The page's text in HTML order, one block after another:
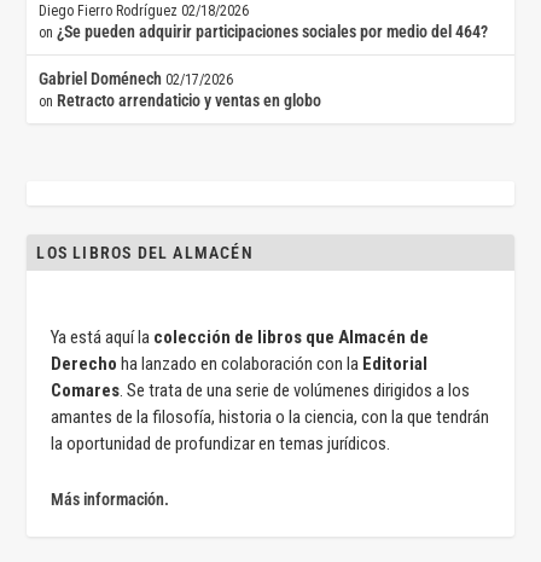
Diego Fierro Rodríguez 02/18/2026
on¿Se pueden adquirir participaciones sociales por medio del 464?
Gabriel Doménech 02/17/2026
on Retracto arrendaticio y ventas en globo
LOS LIBROS DEL ALMACÉN
Ya está aquí la colección de libros que Almacén de
Derecho ha lanzado en colaboración con la Editorial
Comares . Se trata de una serie de volúmenes dirigidos a los
amantes de la filosofía, historia o la ciencia, con la que tendrán
la oportunidad de profundizar en temas jurídicos.
Más información.